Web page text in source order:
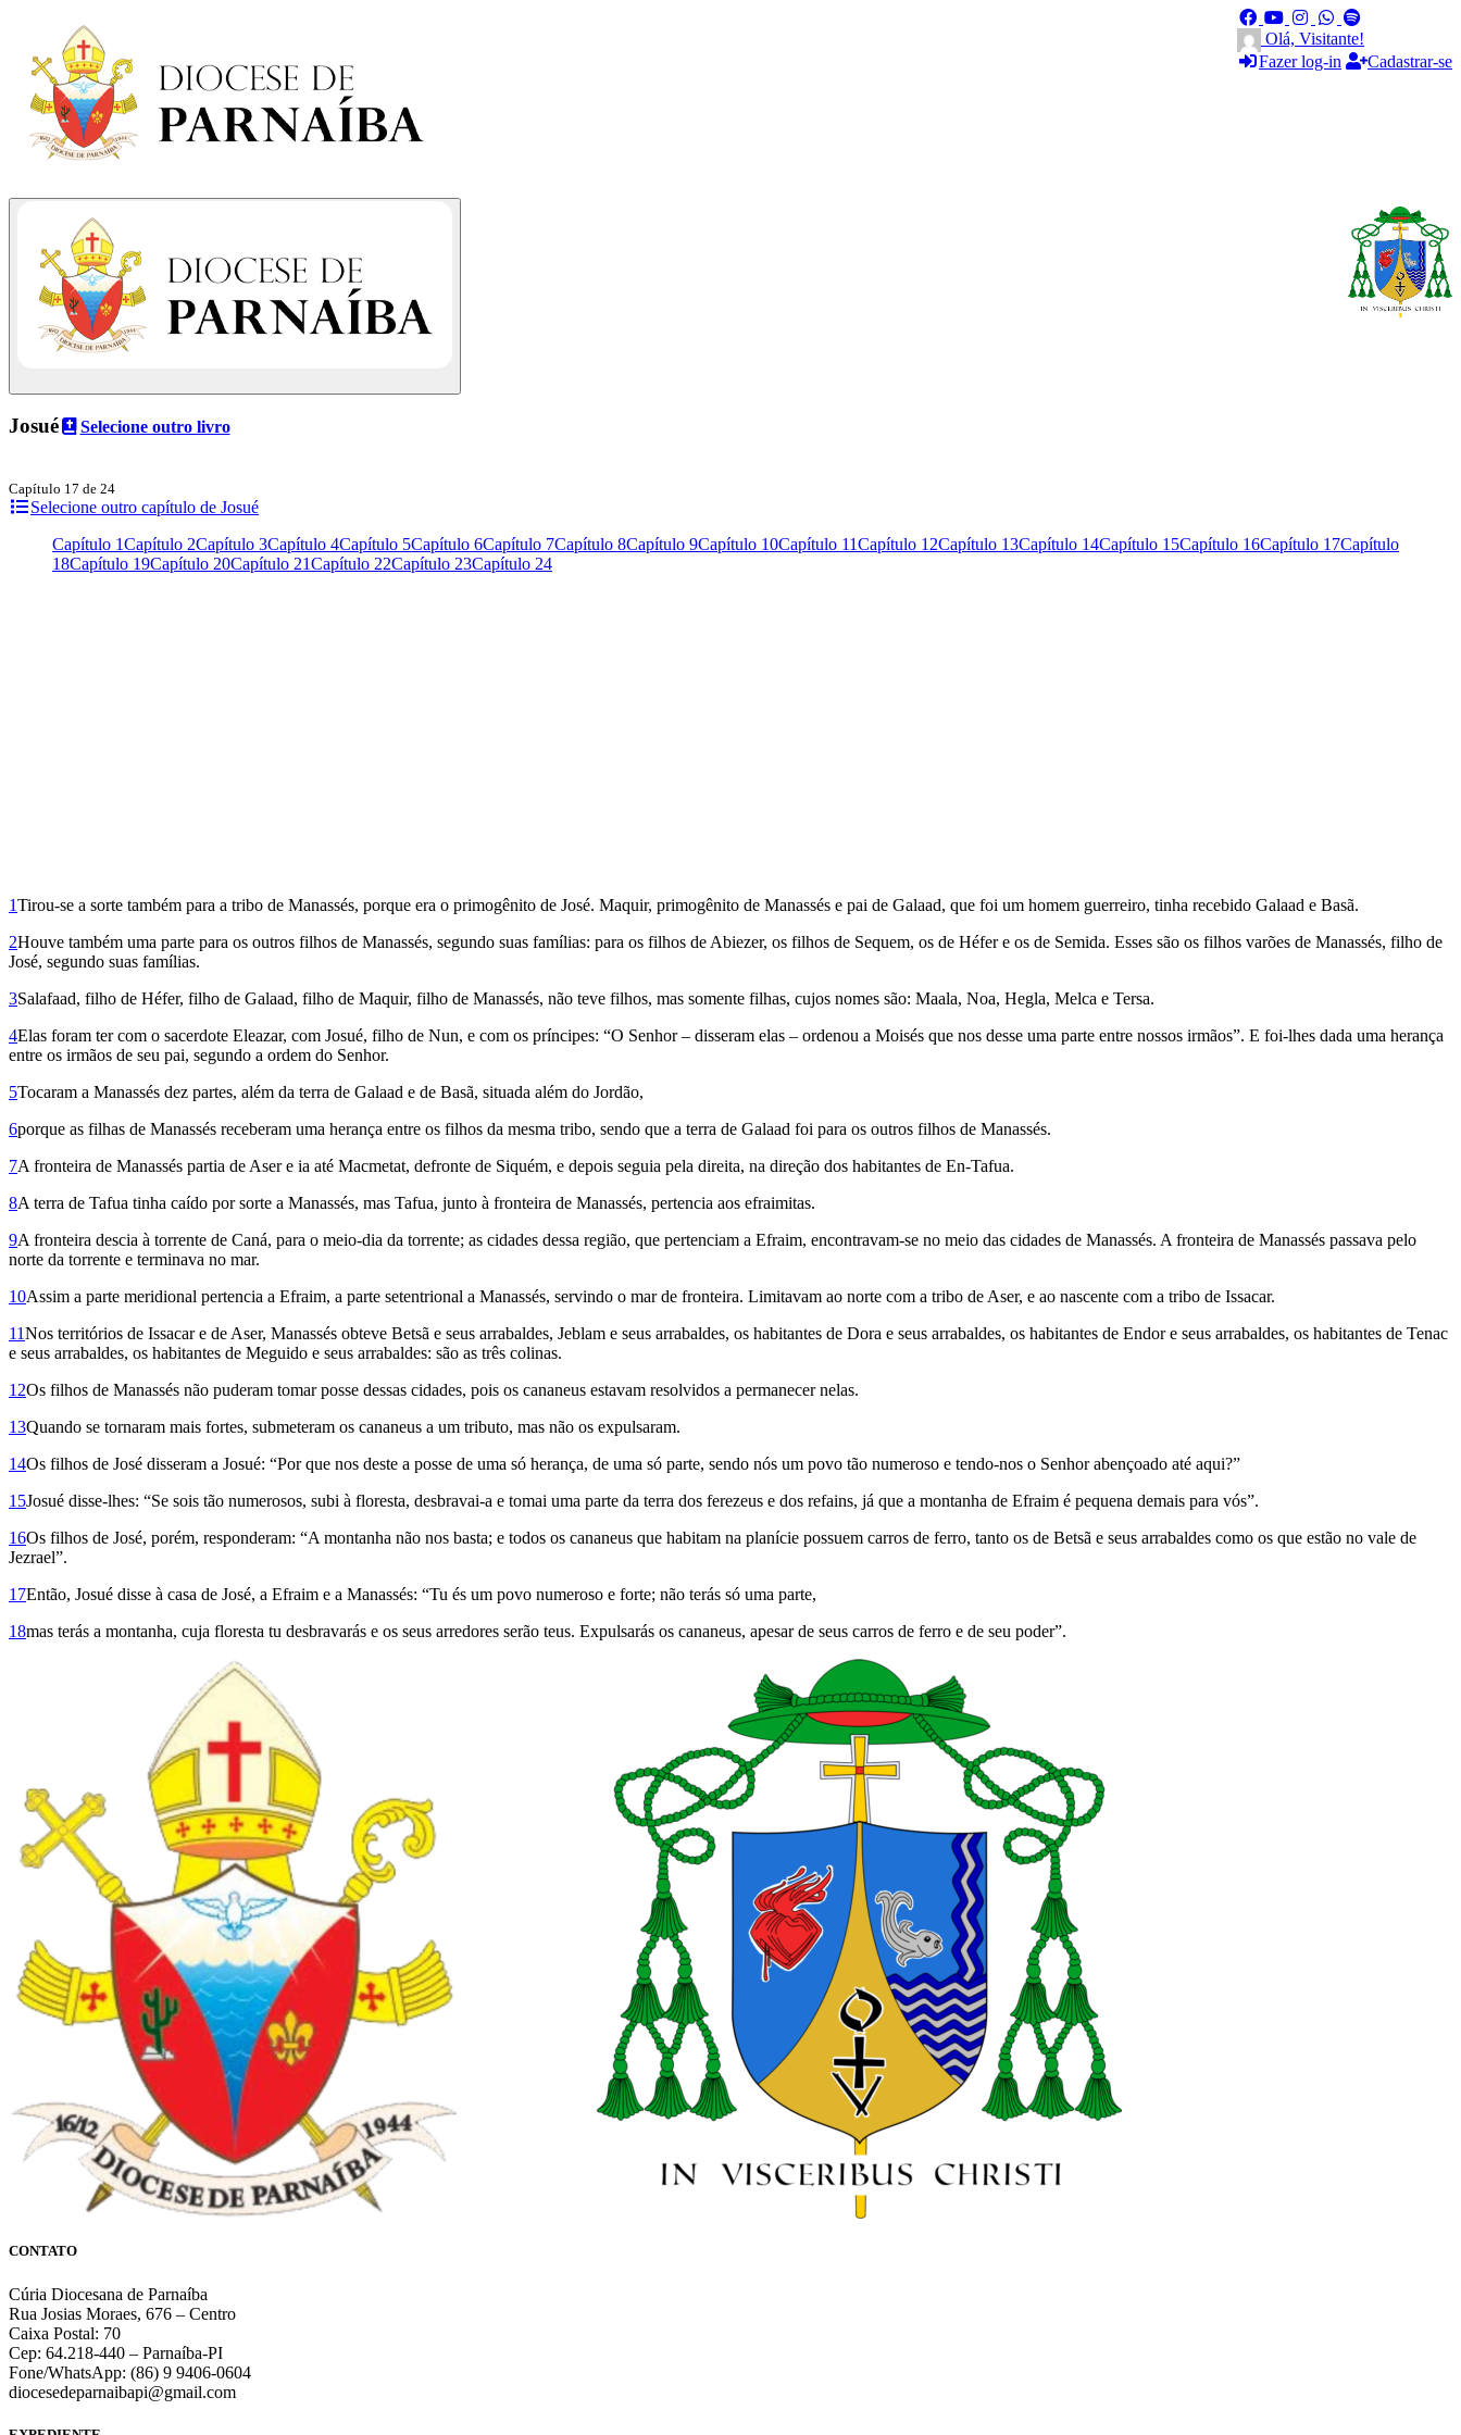
Olá, Visitante!
Fazer log-in
Cadastrar-se
Josué Selecione outro livro
Capítulo 17 de 24
Selecione outro capítulo de Josué
Capítulo 1Capítulo 2Capítulo 3Capítulo 4Capítulo 5Capítulo 6Capítulo 7Capítulo 8Capítulo 9Capítulo 10Capítulo 11Capítulo 12Capítulo 13Capítulo 14Capítulo 15Capítulo 16Capítulo 17Capítulo
18Capítulo 19Capítulo 20Capítulo 21Capítulo 22Capítulo 23Capítulo 24
1Tirou-se a sorte também para a tribo de Manassés, porque era o pri­mogênito de José. Maquir, primogê­nito de Manassés e pai de Galaad, que foi um homem guerreiro, tinha recebido Galaad e Basã.
2Houve também uma parte para os outros filhos de Manassés, segundo suas famílias: para os filhos de Abiezer, os filhos de Sequem, os de Héfer e os de Se­mida. Esses são os filhos varões de Manas­sés, filho de
José, segundo suas famílias.
3Salafaad, filho de Héfer, filho de Galaad, filho de Maquir, filho de Manassés, não teve filhos, mas somente filhas, cujos nomes são: Maala, Noa, Hegla, Melca e Tersa.
4Elas foram ter com o sacerdote Eleazar, com Josué, filho de Nun, e com os príncipes: “O Senhor – disseram elas – ordenou a Moisés que nos desse uma parte entre nossos irmãos”. E foi-lhes dada uma herança
entre os irmãos de seu pai, segundo a ordem do Senhor.
5Tocaram a Manassés dez partes, além da terra de Galaad e de Basã, situada além do Jordão,
6porque as filhas de Manassés receberam uma herança entre os filhos da mesma tribo, sendo que a terra de Galaad foi para os outros filhos de Manassés.
7A fronteira de Manassés partia de Aser e ia até Macmetat, defronte de Siquém, e depois seguia pela direita, na direção dos habitantes de En-Tafua.
8A terra de Tafua tinha caído por sorte a Manassés, mas Tafua, junto à fronteira de Manassés, pertencia aos efraimitas.
9A fronteira descia à torrente de Caná, para o meio-dia da torrente; as cidades dessa região, que pertenciam a Efraim, encontravam-se no meio das cidades de Manassés. A fronteira de Manassés passava pelo
norte da torrente e terminava no mar.
10Assim a parte meridional pertencia a Efraim, a parte setentrional a Manassés, servindo o mar de fronteira. Limitavam ao norte com a tribo de Aser, e ao nascente com a tribo de Issacar.
11Nos territórios de Is­sacar e de Aser, Manassés obteve Betsã e seus arrabaldes, Jeblam e seus arrabaldes, os habitantes de Dora e seus arrabaldes, os habitantes de Endor e seus arrabaldes, os habitantes de Tenac
e seus arrabaldes, os habitantes de Meguido e seus arrabaldes: são as três colinas.
12Os filhos de Manassés não puderam tomar posse dessas cidades, pois os cananeus estavam resolvidos a permanecer nelas.
13Quando se tornaram mais fortes, submeteram os cananeus a um tributo, mas não os expulsaram.
14Os filhos de José disseram a Josué: “Por que nos deste a posse de uma só herança, de uma só parte, sendo nós um povo tão numeroso e tendo-nos o Senhor aben­çoa­do até aqui?”
15Josué disse-lhes: “Se sois tão numerosos, subi à floresta, desbravai-a e tomai uma parte da terra dos ferezeus e dos refains, já que a montanha de Efraim é pequena demais para vós”.
16Os filhos de José, porém, responderam: “A montanha não nos basta; e todos os cananeus que habitam na planície possuem carros de ferro, tanto os de Betsã e seus arrabaldes como os que estão no vale de
Jezrael”.
17Então, Josué disse à casa de José, a Efraim e a Manassés: “Tu és um povo numeroso e forte; não terás só uma parte,
18mas terás a montanha, cuja floresta tu desbravarás e os seus arredores serão teus. Expulsarás os cananeus, apesar de seus carros de ferro e de seu poder”.
CONTATO
Cúria Diocesana de Parnaíba
Rua Josias Moraes, 676 – Centro
Caixa Postal: 70
Cep: 64.218-440 – Parnaíba-PI
Fone/WhatsApp: (86) 9 9406-0604
diocesedeparnaibapi@gmail.com